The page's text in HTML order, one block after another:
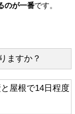
のが一番です。
ますか？
屋根で14日程度